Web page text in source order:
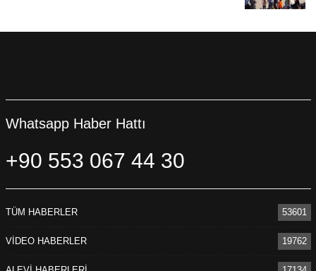
Whatsapp Haber Hattı
+90 553 067 44 30
TÜM HABERLER 53601
VİDEO HABERLER 19762